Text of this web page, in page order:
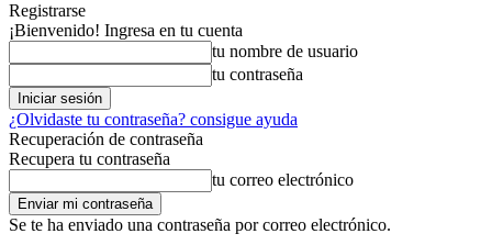
Registrarse
¡Bienvenido! Ingresa en tu cuenta
tu nombre de usuario
tu contraseña
¿Olvidaste tu contraseña? consigue ayuda
Recuperación de contraseña
Recupera tu contraseña
tu correo electrónico
Se te ha enviado una contraseña por correo electrónico.